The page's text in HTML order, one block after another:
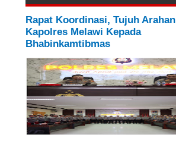
Rapat Koordinasi, Tujuh Arahan
Kapolres Melawi Kepada
Bhabinkamtibmas